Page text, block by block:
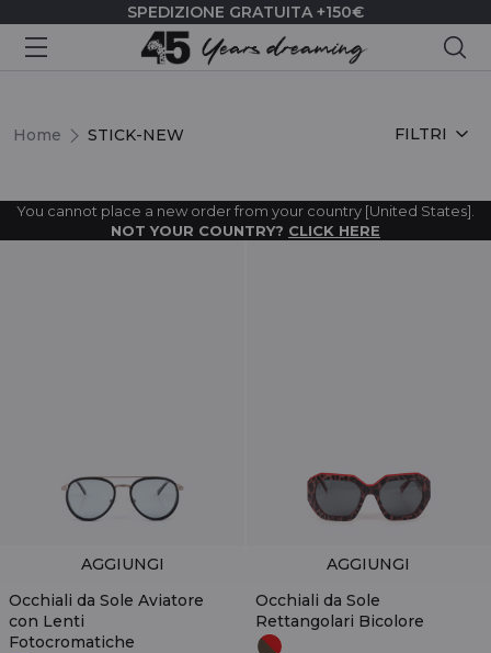
SPEDIZIONE GRATUITA +150€
Home STICK-NEW
STICK-NEW FILTRI
You cannot place a new order from your country [United States].
NOT YOUR COUNTRY? CLICK HERE
Occhiali da Sole Aviatore
con Lenti
Fotocromatiche
AGGIUNGI
Occhiali da Sole
Rettangolari Bicolore
AGGIUNGI